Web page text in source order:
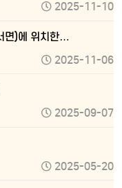
2025-11-10
면)에 위치한…
2025-11-06
2025-09-07
2025-05-20